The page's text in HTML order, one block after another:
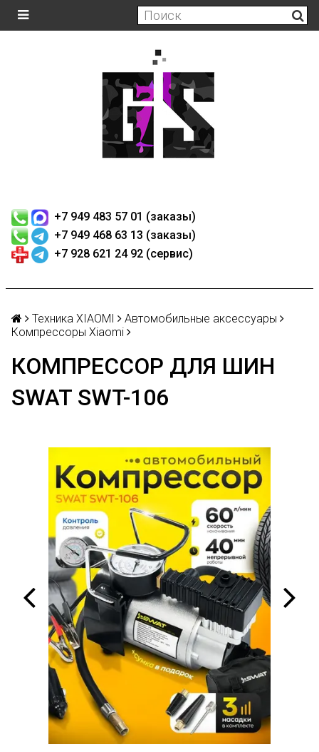
+7 949 483 57 01 (заказы)
+7 949 468 63 13 (заказы)
+7 928 621 24 92 (сервис)
Техника XIAOMI
Автомобильные аксессуары
Компрессоры Xiaomi
КОМПРЕССОР ДЛЯ ШИН
SWAT SWT-106